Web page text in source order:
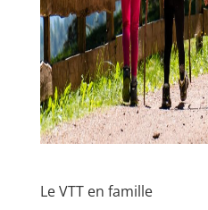
Le VTT en famille